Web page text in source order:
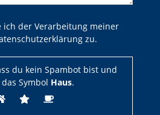
leer.
leer.der Verarbeitung meiner
zu.
du kein Spambot bist und
Symbol Haus.